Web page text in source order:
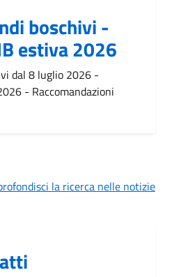
boschivi -
estiva 2026
dal 8 luglio 2026 -
- Raccomandazioni
la ricerca nelle notizie